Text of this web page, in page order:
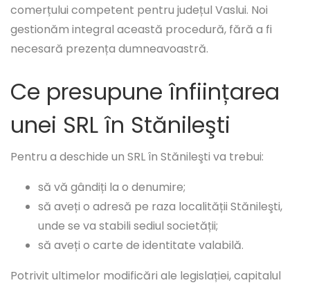
comerțului competent pentru județul Vaslui. Noi
gestionăm integral această procedură, fără a fi
necesară prezența dumneavoastră.
Ce presupune înființarea
unei SRL în Stănileşti
Pentru a deschide un SRL în Stănileşti va trebui:
să vă gândiți la o denumire;
să aveți o adresă pe raza localității Stănileşti,
unde se va stabili sediul societății;
să aveți o carte de identitate valabilă.
Potrivit ultimelor modificări ale legislației, capitalul